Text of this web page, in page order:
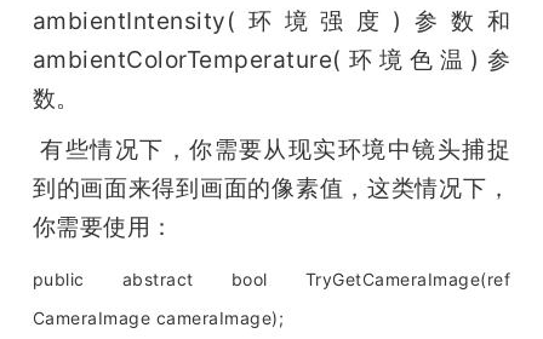
ambientIntensity(环境强度)参数和
ambientColorTemperature(环境色温)参
数。
有些情况下，你需要从现实环境中镜头捕捉
到的画面来得到画面的像素值，这类情况下，
你需要使用：
public abstract bool TryGetCameraImage(ref
CameraImage cameraImage);